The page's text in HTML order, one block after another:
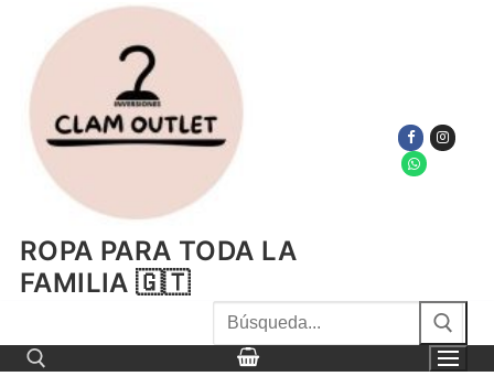
contenido
ROPA PARA TODA LA
FAMILIA 🇬🇹
Buscar
por: